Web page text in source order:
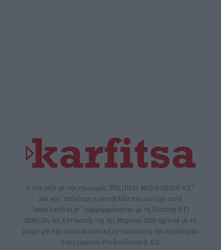
Η εταιρεία με την επωνυμία “POLITICAL MEDIA GROUP A.E.”
και κατ’ επέκταση η ιστοσελίδα που κατέχει αυτή
“www.karfitsa.gr” συμμορφώνονται με τη Σύσταση (ΕΕ)
2018/334 της Επιτροπής της 1ης Μαρτίου 2018 σχετικά με τα
μέτρα για την αποτελεσματική αντιμετώπιση του παράνομου
περιεχομένου στο διαδίκτυο (L 63).